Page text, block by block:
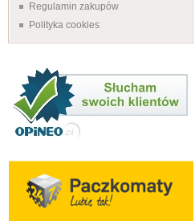
Regulamin zakupów
Polityka cookies